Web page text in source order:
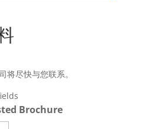
将尽快与您联系。
Brochure